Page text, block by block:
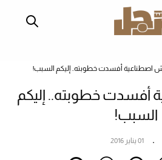
اصطناعية أفسدت خطوبته.. إليكم السبب!
أفسدت خطوبته.. إليكم
السبب!
01 يناير 2016